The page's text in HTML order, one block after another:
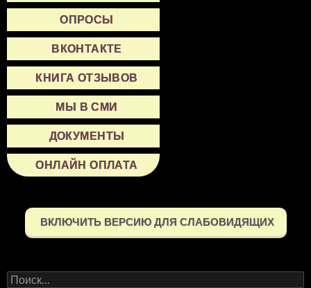
ОПРОСЫ
ВКОНТАКТЕ
КНИГА ОТЗЫВОВ
МЫ В СМИ
ДОКУМЕНТЫ
ОНЛАЙН ОПЛАТА
ВКЛЮЧИТЬ ВЕРСИЮ ДЛЯ СЛАБОВИДЯЩИХ
Найти: